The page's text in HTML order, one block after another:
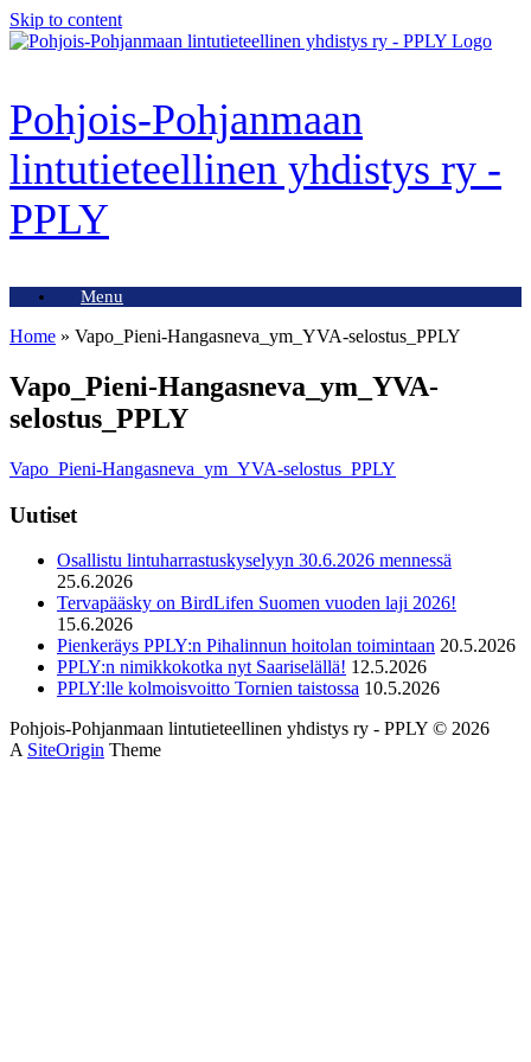
Skip to content
Pohjois-Pohjanmaan
lintutieteellinen yhdistys ry -
PPLY
Menu
Home » Vapo_Pieni-Hangasneva_ym_YVA-selostus_PPLY
Vapo_Pieni-Hangasneva_ym_YVA-
selostus_PPLY
Vapo_Pieni-Hangasneva_ym_YVA-selostus_PPLY
Uutiset
Osallistu lintuharrastuskyselyyn 30.6.2026 mennessä
25.6.2026
Tervapääsky on BirdLifen Suomen vuoden laji 2026!
15.6.2026
Pienkeräys PPLY:n Pihalinnun hoitolan toimintaan 20.5.2026
PPLY:n nimikkokotka nyt Saariselällä! 12.5.2026
PPLY:lle kolmoisvoitto Tornien taistossa 10.5.2026
Pohjois-Pohjanmaan lintutieteellinen yhdistys ry - PPLY © 2026
A SiteOrigin Theme